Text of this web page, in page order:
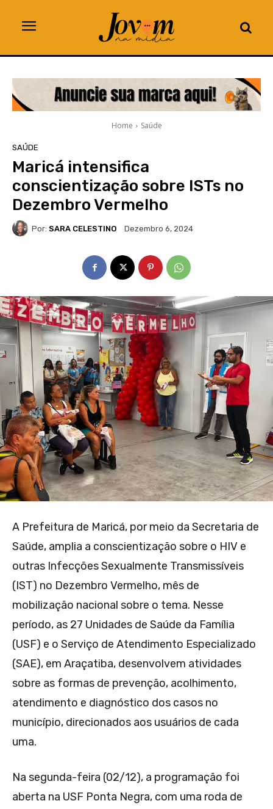
Home Saúde
SAÚDE
Maricá intensifica
conscientização sobre ISTs no
Dezembro Vermelho
Por: SARA CELESTINO Dezembro 6, 2024
A Prefeitura de Maricá, por meio da Secretaria de
Saúde, amplia a conscientização sobre o HIV e
outras Infecções Sexualmente Transmissíveis
(IST) no Dezembro Vermelho, mês de
mobilização nacional sobre o tema. Nesse
período, as 27 Unidades de Saúde da Família
(USF) e o Serviço de Atendimento Especializado
(SAE), em Araçatiba, desenvolvem atividades
sobre as formas de prevenção, acolhimento,
atendimento e diagnóstico dos casos no
município, direcionados aos usuários de cada
uma.
Na segunda-feira (02/12), a programação foi
aberta na USF Ponta Negra, com uma roda de